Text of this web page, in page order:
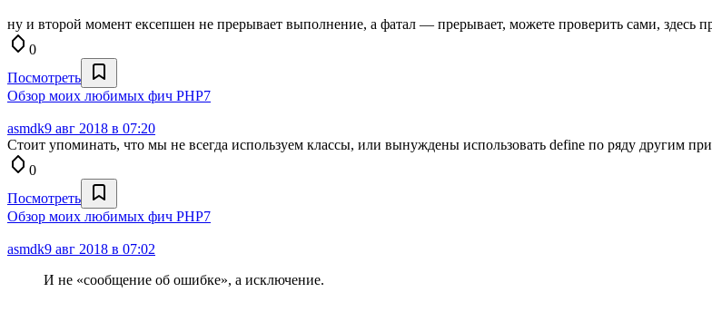
ну и второй момент ексепшен не прерывает выполнение, а фатал — прерывает, можете проверить сами, здесь
0
Посмотреть
Обзор моих любимых фич PHP7
asmdk9 авг 2018 в 07:20
Стоит упоминать, что мы не всегда используем классы, или вынуждены использовать define по ряду другим
0
Посмотреть
Обзор моих любимых фич PHP7
asmdk9 авг 2018 в 07:02
И не «сообщение об ошибке», а исключение.